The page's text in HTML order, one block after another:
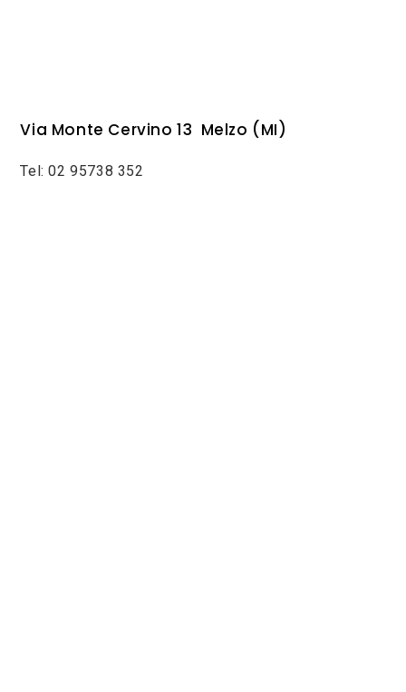
Via Monte Cervino 13 Melzo (MI)
Tel: 02 95738 352